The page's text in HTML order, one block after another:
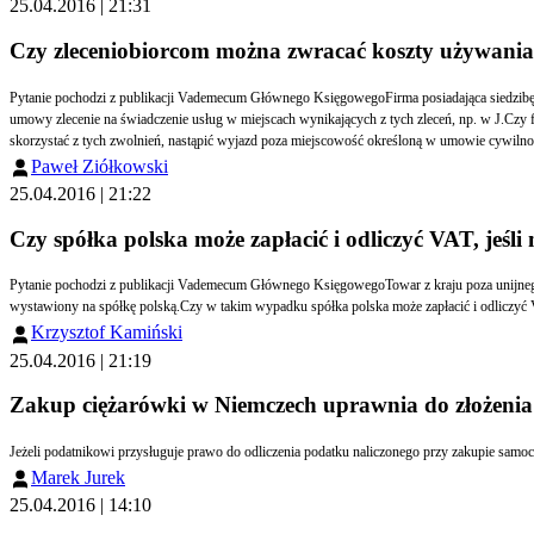
25.04.2016 | 21:31
Czy zleceniobiorcom można zwracać koszty
Pytanie pochodzi z publikacji Vademecum Głównego KsięgowegoFirma posiadająca siedzibę w B (dodatkowe miejsce prowadzenia działalności w T), dodatkowo wykonuje swoją działalność w innych miejscowościach, wg zleceń pozyskiwanych przez firmę. Firma zawiera
umowy zlecenie na świadczenie usług w miejscach wynikających z tych zleceń, np. w J.Czy firma ma prawo zwracać koszty podróży samochodem prywatnym zleceniobiorcy do wysokości kilometrówki z zastosowaniem zwolnienia z opodatkowania i składek ZUS?Czy może, aby
skorzystać z tych zwolnień, nastąpić wyjazd poza miejscowość określoną w umowie
Paweł Ziółkowski
25.04.2016 | 21:22
Czy spółka polska może zapłacić i odliczyć VAT, jeśli
Pytanie pochodzi z publikacji Vademecum Głównego KsięgowegoTowar z kraju poza unijnego (Chiny) został zakupiony przez spółkę niemiecką, ale został przesłany do spółki polskiej na teren Polski, która świadczy usługi dla spółki niemieckiej. Dokument celny został
Krzysztof Kamiński
25.04.2016 | 21:19
Zakup ciężarówki w Niemczech uprawnia do
Jeżeli podatnikowi przysługuje prawo do odliczenia podatku naliczonego przy zakupie
Marek Jurek
25.04.2016 | 14:10